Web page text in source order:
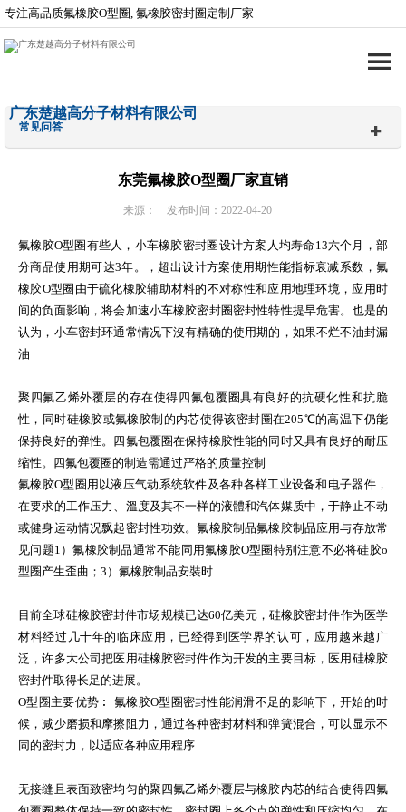
专注高品质氟橡胶O型圈, 氟橡胶密封圈定制厂家
广东楚越高分子材料有限公司
常见问答
东莞氟橡胶O型圈厂家直销
来源： 发布时间：2022-04-20
氟橡胶O型圈有些人，小车橡胶密封圈设计方案人均寿命13六个月，部
分商品使用期可达3年。，超出设计方案使用期性能指标衰减系数，氟
橡胶O型圈由于硫化橡胶辅助材料的不对称性和应用地理环境，应用时
间的负面影响，将会加速小车橡胶密封圈密封性特性提早危害。也是的
认为，小车密封环通常情况下沒有精确的使用期的，如果不烂不油封漏
油
聚四氟乙烯外覆层的存在使得四氟包覆圈具有良好的抗硬化性和抗脆
性，同时硅橡胶或氟橡胶制的内芯使得该密封圈在205℃的高温下仍能
保持良好的弹性。四氟包覆圈在保持橡胶性能的同时又具有良好的耐压
缩性。四氟包覆圈的制造需通过严格的质量控制
氟橡胶O型圈用以液压气动系统软件及各种各样工业设备和电子器件，
在要求的工作压力、溫度及其不一样的液體和汽体媒质中，于静止不动
或健身运动情况飘起密封性功效。氟橡胶制品氟橡胶制品应用与存放常
见问题1）氟橡胶制品通常不能同用氟橡胶O型圈特别注意不必将硅胶o
型圈产生歪曲；3）氟橡胶制品安裝时
目前全球硅橡胶密封件市场规模已达60亿美元，硅橡胶密封件作为医学
材料经过几十年的临床应用，已经得到医学界的认可，应用越来越广
泛，许多大公司把医用硅橡胶密封件作为开发的主要目标，医用硅橡胶
密封件取得长足的进展。
O型圈主要优势︰ 氟橡胶O型圈密封性能润滑不足的影响下，开始的时
候，减少磨损和摩擦阻力，通过各种密封材料和弹簧混合，可以显示不
同的密封力，以适应各种应用程序
无接缝且表面致密均匀的聚四氟乙烯外覆层与橡胶内芯的结合使得四氟